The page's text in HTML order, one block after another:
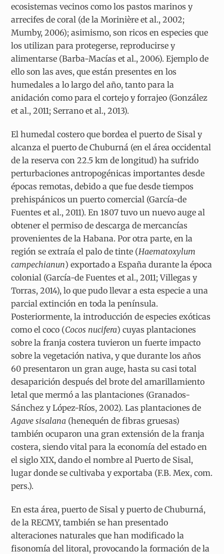
ecosistemas vecinos como los pastos marinos y
arrecifes de coral (de la Morinière et al., 2002;
Mumby, 2006); asimismo, son ricos en especies que
los utilizan para protegerse, reproducirse y
alimentarse (Barba-Macías et al., 2006). Ejemplo de
ello son las aves, que están presentes en los
humedales a lo largo del año, tanto para la
anidación como para el cortejo y forrajeo (González
et al., 2011; Serrano et al., 2013).
El humedal costero que bordea el puerto de Sisal y
alcanza el puerto de Chuburná (en el área occidental
de la reserva con 22.5 km de longitud) ha sufrido
perturbaciones antropogénicas importantes desde
épocas remotas, debido a que fue desde tiempos
prehispánicos un puerto comercial (García-de
Fuentes et al., 2011). En 1807 tuvo un nuevo auge al
obtener el permiso de descarga de mercancías
provenientes de la Habana. Por otra parte, en la
región se extraía el palo de tinte (Haematoxylum
campechianun) exportado a España durante la época
colonial (García-de Fuentes et al., 2011; Villegas y
Torras, 2014), lo que pudo llevar a esta especie a una
parcial extinción en toda la península.
Posteriormente, la introducción de especies exóticas
como el coco (Cocos nucifera) cuyas plantaciones
sobre la franja costera tuvieron un fuerte impacto
sobre la vegetación nativa, y que durante los años
60 presentaron un gran auge, hasta su casi total
desaparición después del brote del amarillamiento
letal que mermó a las plantaciones (Granados-
Sánchez y López-Ríos, 2002). Las plantaciones de
Agave sisalana (henequén de fibras gruesas)
también ocuparon una gran extensión de la franja
costera, siendo vital para la economía del estado en
el siglo XIX, dando el nombre al Puerto de Sisal,
lugar donde se cultivaba y exportaba (F.B. Mex, com.
pers.).
En esta área, puerto de Sisal y puerto de Chuburná,
de la RECMY, también se han presentado
alteraciones naturales que han modificado la
fisonomía del litoral, provocando la formación de la